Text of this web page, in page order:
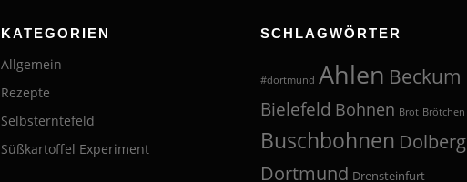
KATEGORIEN
Allgemein
Rezepte
Selbsterntefeld
Süßkartoffel Experiment
SCHLAGWÖRTER
#dortmund Ahlen Beckum
Bielefeld Bohnen Brot Brötchen
Buschbohnen Dolberg
Dortmund Drensteinfurt